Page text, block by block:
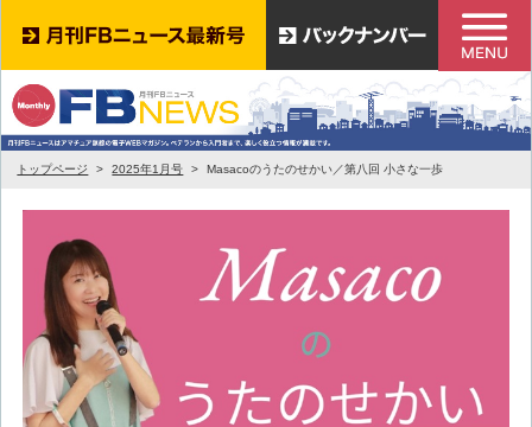
トップページ 2025年1月号 Masacoのうたのせかい／第八回 小さな一歩